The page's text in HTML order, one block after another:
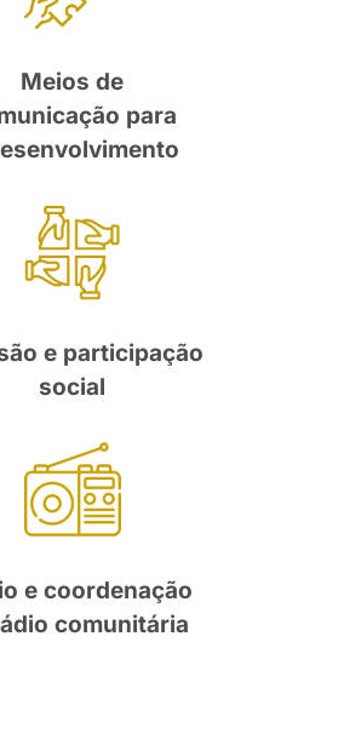
Meios de
para
e participação
social
e coordenação
comunitária